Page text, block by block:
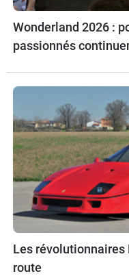
Wonderland 2026 :
passionnés
Les révolutionnaires
route